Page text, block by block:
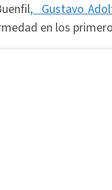
, Gustavo
en los